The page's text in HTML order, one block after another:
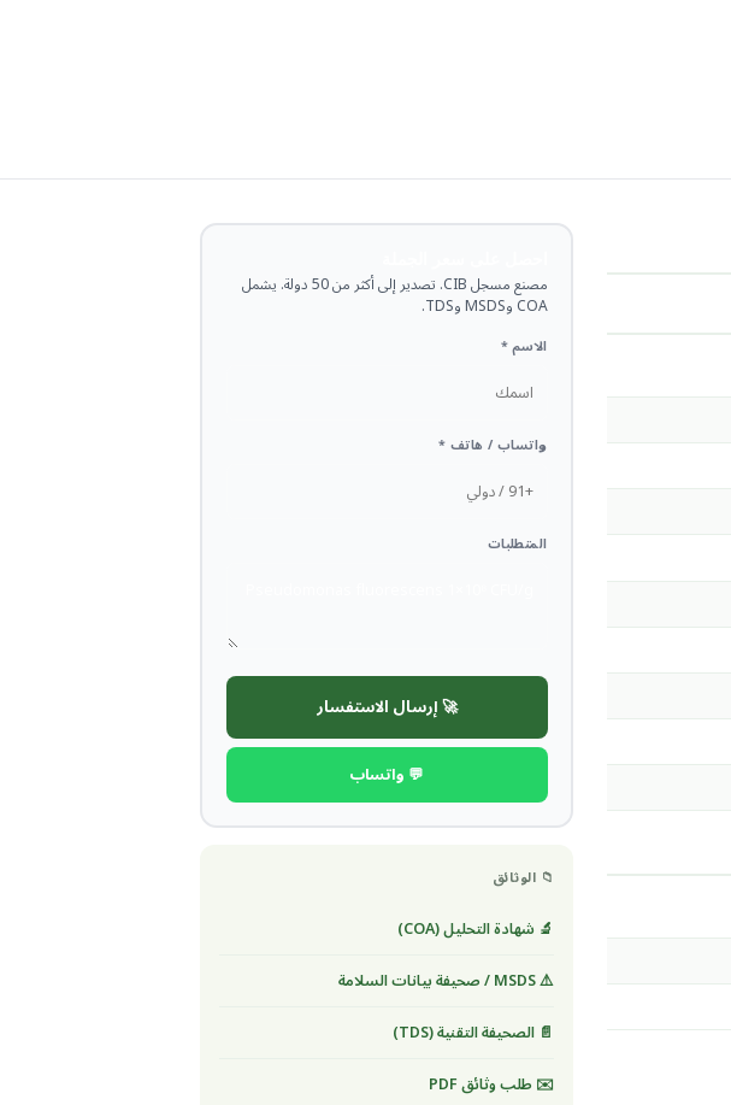
مصنع مسجل CIB. تصدير إلى أكثر من 50 دولة. يشمل
COA وMSDS وTDS.
الاسم *
واتساب / هاتف *
المتطلبات
🚀 إرسال الاستفسار
💬 واتساب
📁 الوثائق
🔬 شهادة التحليل (COA)
⚠️ MSDS / صحيفة بيانات السلامة
📄 الصحيفة التقنية (TDS)
✉️ طلب وثائق PDF